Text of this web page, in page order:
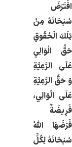
افْتَرَضَ
سُبْحَانَهُ مِنْ
تِلْكَ الْحُقُوقِ
حَقُّ الْوَالِي
عَلَى الرَّعِيَّةِ
وَ حَقُّ الرَّعِيَّةِ
عَلَى الْوَالِي،
فَرِيضَةٌ
فَرَضَهَا اللَّهُ
سُبْحَانَهُ لِكُلٍّ